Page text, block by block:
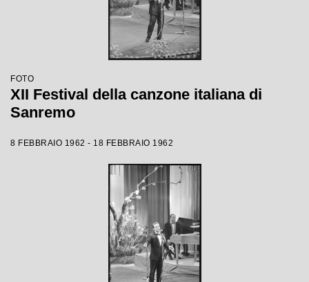
FOTO
XII Festival della canzone italiana di
Sanremo
8 FEBBRAIO 1962 - 18 FEBBRAIO 1962